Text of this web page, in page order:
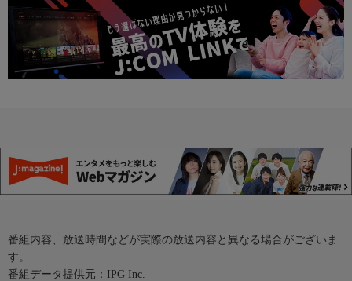
番組内容、放送時間などが実際の放送内容と異なる場合がございま
す。
番組データ提供元：IPG Inc.